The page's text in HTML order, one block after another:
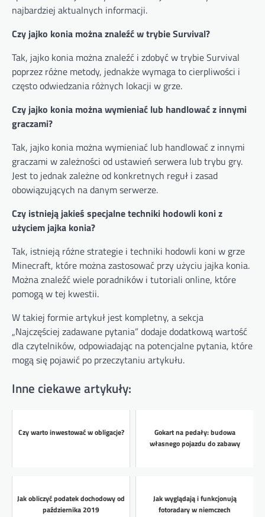
najbardziej aktualnych informacji.
Czy jajko konia można znaleźć w trybie Survival?
Tak, jajko konia można znaleźć i zdobyć w trybie Survival
poprzez różne metody, jednakże wymaga to cierpliwości i
często odwiedzania różnych lokacji w grze.
Czy jajko konia można wymieniać lub handlować z innymi
graczami?
Tak, jajko konia można wymieniać lub handlować z innymi
graczami w zależności od ustawień serwera lub trybu gry.
Jest to jednak zależne od konkretnych reguł i zasad
obowiązujących na danym serwerze.
Czy istnieją jakieś specjalne techniki hodowli koni z
użyciem jajka konia?
Tak, istnieją różne strategie i techniki hodowli koni w grze
Minecraft, które można zastosować przy użyciu jajka konia.
Można znaleźć wiele poradników i tutoriali online, które
pomogą w tej kwestii.
W takiej formie artykuł jest kompletny, a sekcja
„Najczęściej zadawane pytania” dodaje dodatkową wartość
dla czytelników, odpowiadając na potencjalne pytania, które
mogą się pojawić po przeczytaniu artykułu.
Inne ciekawe artykuły:
Czy warto inwestować w obligacje?
Gokart na pedały: budowa
własnego pojazdu do zabawy
Jak obliczyć podatek dochodowy od
października 2019
Jak wyglądają i funkcjonują
fotoradary w niemczech